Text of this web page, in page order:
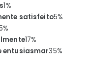
1%
satisfeito5%
%
17%
entusiasmar35%